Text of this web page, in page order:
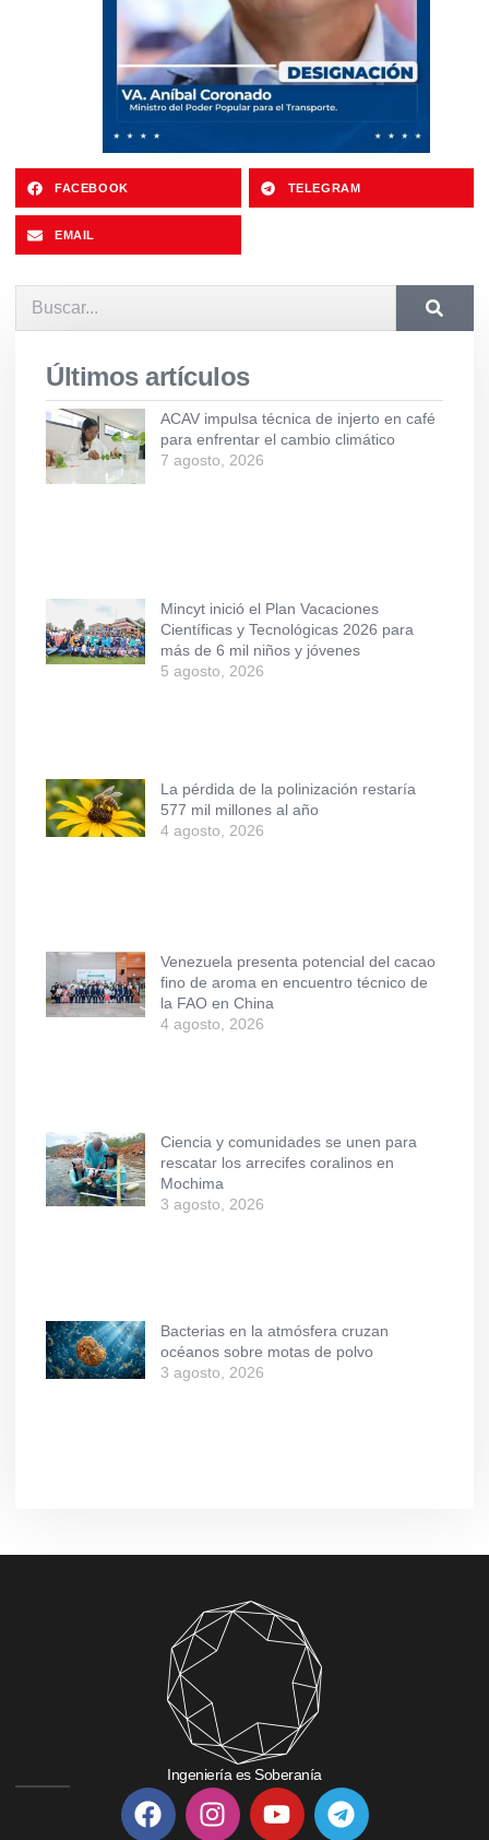
FACEBOOK TELEGRAM
EMAIL
Últimos artículos
ACAV impulsa técnica de injerto en café
para enfrentar el cambio climático
7 agosto, 2026
Mincyt inició el Plan Vacaciones
Científicas y Tecnológicas 2026 para
más de 6 mil niños y jóvenes
5 agosto, 2026
La pérdida de la polinización restaría
577 mil millones al año
4 agosto, 2026
Venezuela presenta potencial del cacao
fino de aroma en encuentro técnico de
la FAO en China
4 agosto, 2026
Ciencia y comunidades se unen para
rescatar los arrecifes coralinos en
Mochima
3 agosto, 2026
Bacterias en la atmósfera cruzan
océanos sobre motas de polvo
3 agosto, 2026
Ingeniería es Soberanía